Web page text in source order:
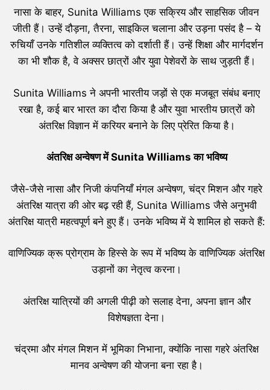
नासा के बाहर, Sunita Williams एक सक्रिय और साहसिक जीवन
जीती हैं। उन्हें दौड़ना, तैरना, साइकिल चलाना और उड़ना पसंद है – ये
रुचियाँ उनके गतिशील व्यक्तित्व को दर्शाती हैं। उन्हें शिक्षा और मार्गदर्शन
का भी शौक है, वे अक्सर छात्रों और युवा पेशेवरों के साथ जुड़ती हैं।
Sunita Williams ने अपनी भारतीय जड़ों से एक मजबूत संबंध बनाए
रखा है, कई बार भारत का दौरा किया है और युवा भारतीय छात्रों को
अंतरिक्ष विज्ञान में करियर बनाने के लिए प्रेरित किया है।
अंतरिक्ष अन्वेषण मेंSunita Williams का भविष्य
जैसे-जैसे नासा और निजी कंपनियाँ मंगल अन्वेषण, चंद्र मिशन और गहरे
अंतरिक्ष यात्रा की ओर बढ़ रही हैं, Sunita Williams जैसे अनुभवी
अंतरिक्ष यात्री महत्वपूर्ण बने हुए हैं। उनके भविष्य में ये शामिल हो सकते हैं:
वाणिज्यिक क्रू प्रोग्राम के हिस्से के रूप में भविष्य के वाणिज्यिक अंतरिक्ष
उड़ानों का नेतृत्व करना।
अंतरिक्ष यात्रियों की अगली पीढ़ी को सलाह देना, अपना ज्ञान और
विशेषज्ञता देना।
चंद्रमा और मंगल मिशन में भूमिका निभाना, क्योंकि नासा गहरे अंतरिक्ष
मानव अन्वेषण की योजना बना रहा है।